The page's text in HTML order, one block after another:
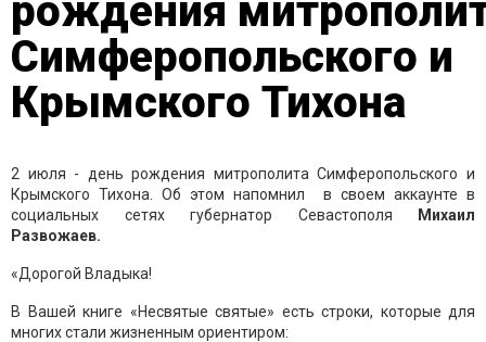
рождения
Симферопольского и
Крымского Тихона
2 июля - день рождения митрополита Симферопольского и
Крымского Тихона. Об этом напомнил в своем аккаунте в
социальных сетях губернатор Севастополя
Михаил
Развожаев.
«Дорогой Владыка!
В Вашей книге «Несвятые святые» есть строки, которые для
многих стали жизненным ориентиром: